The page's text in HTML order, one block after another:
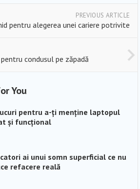
PREVIOUS ARTICLE
pentru alegerea unei cariere potrivite
condusul pe zăpadă
You
pentru a-ți menține laptopul
și funcțional
ai unui somn superficial ce nu
refacere reală